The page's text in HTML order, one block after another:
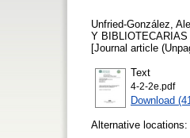
Unfried-González,
Y
[Journal article
Text
4-2-2e.pdf
Download
Alternative locations: